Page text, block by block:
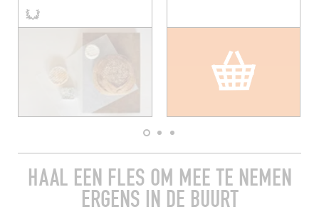
HAAL EEN FLES OM MEE TE NEMEN
ERGENS IN DE BUURT